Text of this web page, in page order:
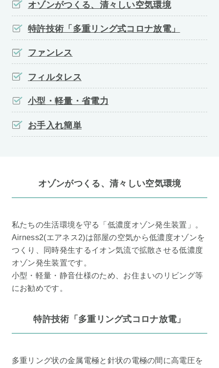
オゾンがつくる、清々しい空気環境
特許技術「多重リング式コロナ放電」
ファンレス
フィルタレス
小型・軽量・省電力
お手入れ簡単
オゾンがつくる、清々しい空気環境
私たちの生活環境を守る「低濃度オゾン発生装置」。
Airness2(エアネス2)は部屋の空気から低濃度オゾンを
つくり、同時発生するイオン気流で拡散させる低濃度
オゾン発生装置です。
小型・軽量・静音仕様のため、お住まいのリビング等
にお勧めです。
特許技術「多重リング式コロナ放電」
多重リング状の金属電極と針状の電極の間に高電圧を